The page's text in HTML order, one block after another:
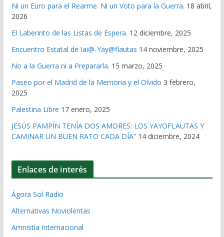
Ni un Euro para el Rearme. Ni un Voto para la Guerra. 18 abril,
2026
El Laberinto de las Listas de Espera. 12 diciembre, 2025
Encuentro Estatal de Iai@-Yay@flautas 14 noviembre, 2025
No a la Guerra ni a Prepararla. 15 marzo, 2025
Paseo por el Madrid de la Memoria y el Olvido 3 febrero,
2025
Palestina Libre 17 enero, 2025
JESÚS PAMPÍN TENÍA DOS AMORES: LOS YAYOFLAUTAS Y
CAMINAR UN BUEN RATO CADA DÍA” 14 diciembre, 2024
Enlaces de interés
Ágora Sol Radio
Alternativas Noviolentas
Amnistía Internacional